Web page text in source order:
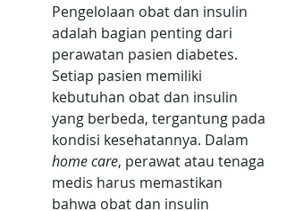
Pengelolaan obat dan insulin
adalah bagian penting dari
perawatan pasien diabetes.
Setiap pasien memiliki
kebutuhan obat dan insulin
yang berbeda, tergantung pada
kondisi kesehatannya. Dalam
home care, perawat atau tenaga
medis harus memastikan
bahwa obat dan insulin